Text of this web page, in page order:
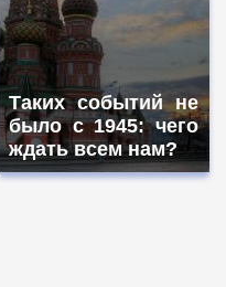
Таких событий не
было с 1945: чего
ждать всем нам?